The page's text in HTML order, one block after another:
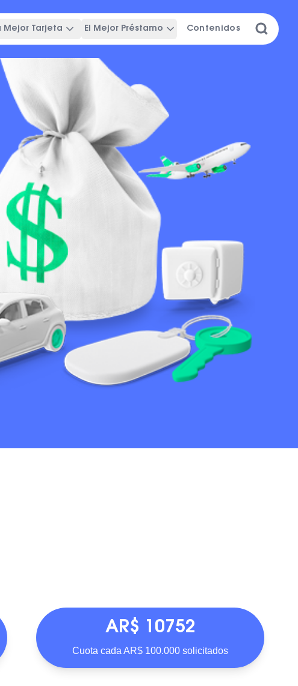
Mejor Tarjeta El Mejor Préstamo Contenidos
AR$ 10752
Cuota cada AR$ 100.000 solicitados